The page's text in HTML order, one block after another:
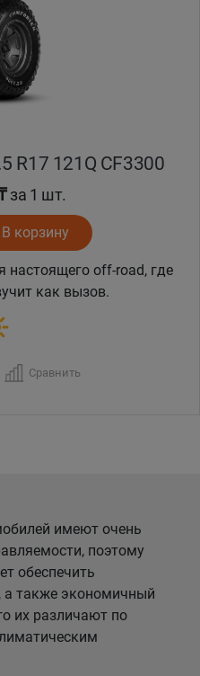
R17 121Q CF3300
за 1 шт.
В корзину
настоящего off-road, где
как вызов.
Сравнить
имеют очень
поэтому
обеспечить
а также экономичный
их различают по